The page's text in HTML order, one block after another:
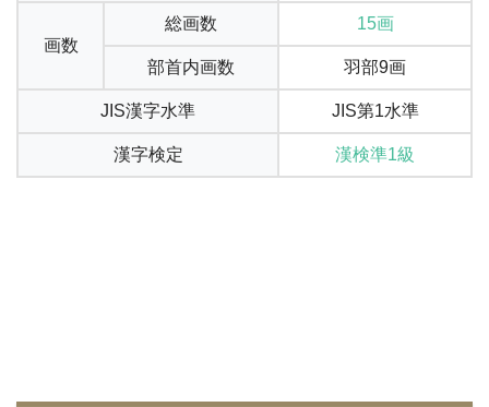
画数
総画数 15画
部首内画数 羽部9画
JIS漢字水準 JIS第1水準
漢字検定 漢検準1級